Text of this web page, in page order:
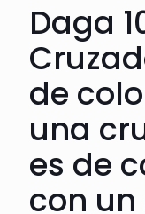
Daga
de
una
es de
con